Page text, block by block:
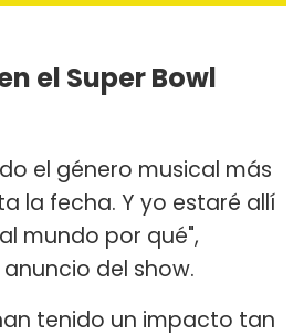
el Super Bowl
el género musical más
la fecha. Y yo estaré allí
mundo por qué",
anuncio del show.
tenido un impacto tan